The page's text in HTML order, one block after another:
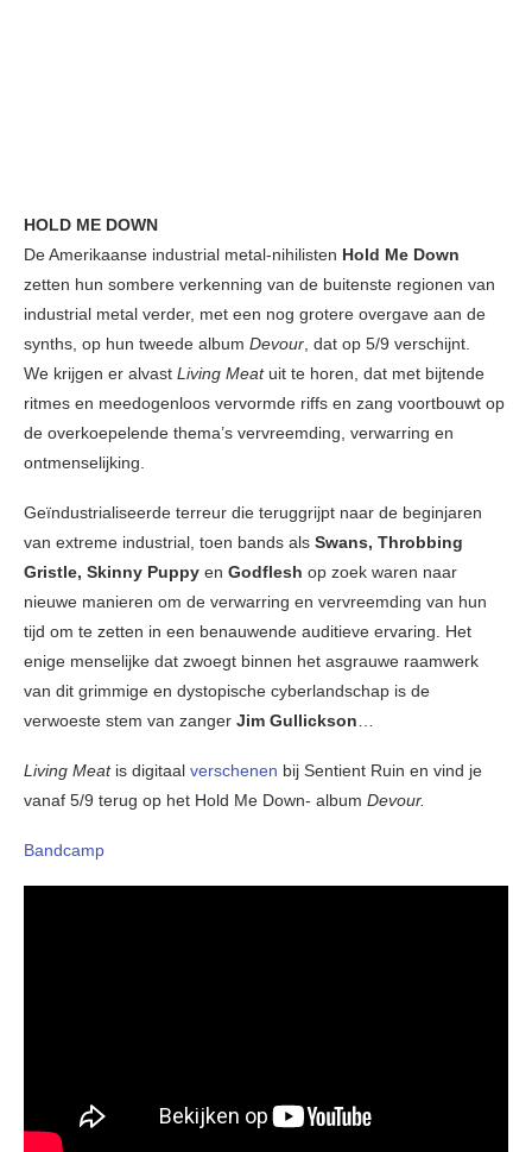
HOLD ME DOWN
De Amerikaanse industrial metal-nihilisten Hold Me Down
zetten hun sombere verkenning van de buitenste regionen van
industrial metal verder, met een nog grotere overgave aan de
synths, op hun tweede album Devour, dat op 5/9 verschijnt.
We krijgen er alvast Living Meatuit te horen, dat met bijtende
ritmes en meedogenloos vervormde riffs en zang voortbouwt op
de overkoepelende thema’s vervreemding, verwarring en
ontmenselijking.
Geïndustrialiseerde terreur die teruggrijpt naar de beginjaren
van extreme industrial, toen bands als Swans, Throbbing
Gristle, Skinny Puppy en Godflesh op zoek waren naar
nieuwe manieren om de verwarring en vervreemding van hun
tijd om te zetten in een benauwende auditieve ervaring. Het
enige menselijke dat zwoegt binnen het asgrauwe raamwerk
van dit grimmige en dystopische cyberlandschap is de
verwoeste stem van zanger Jim Gullickson…
Living Meatis digitaal verschenen bij Sentient Ruin en vind je
vanaf 5/9 terug op het Hold Me Down- album Devour.
Bandcamp